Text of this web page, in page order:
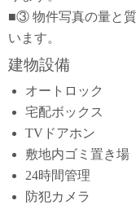
■③ 物件写真の量と
います。
建物設備
オートロック
宅配ボックス
TVドアホン
敷地内ゴミ置き場
24時間管理
防犯カメラ